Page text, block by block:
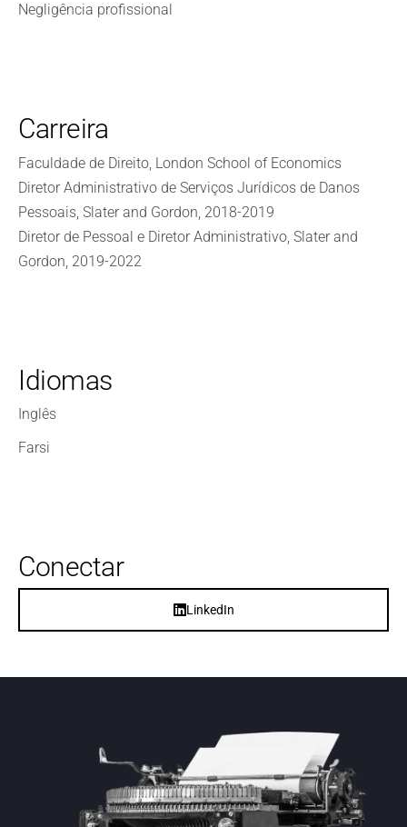
Negligência profissional
Carreira
Faculdade de Direito, London School of Economics
Diretor Administrativo de Serviços Jurídicos de Danos
Pessoais, Slater and Gordon, 2018-2019
Diretor de Pessoal e Diretor Administrativo, Slater and
Gordon, 2019-2022
Idiomas
Inglês
Farsi
Conectar
LinkedIn